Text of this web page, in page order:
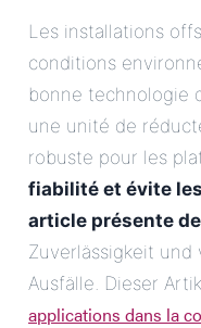
Les installations
conditions
bonne technologie
une unité de
robuste pour les
fiabilité et évite
article présente
Zuverlässigkeit
Ausfälle. Dieser
applications dans la